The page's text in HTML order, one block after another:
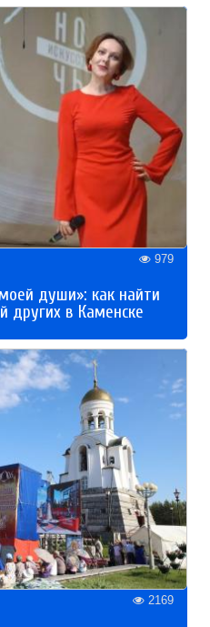
979
души»: как найти
других в Каменске
2169